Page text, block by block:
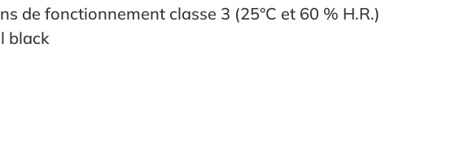
de fonctionnement classe 3 (25°C et 60 % H.R.)
black